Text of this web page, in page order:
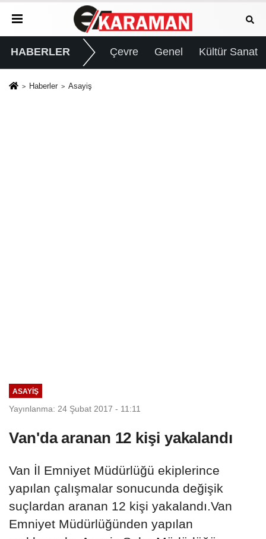
HABERLER Çevre Genel Kültür Sanat
Haberler Asayiş
ASAYIŞ
Yayınlanma: 24 Şubat 2017 - 11:11
Van'da aranan 12 kişi yakalandı
Van İl Emniyet Müdürlüğü ekiplerince
yapılan çalışmalar sonucunda değişik
suçlardan aranan 12 kişi yakalandı.Van
Emniyet Müdürlüğünden yapılan